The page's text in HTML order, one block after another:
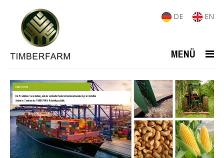
DE EN
MENÜ
ROHSTOFFE
Die Produktion, Verarbeitung und der weltweite Handel mit nachwachsenden Agrarrohstoffen
stehen im Zentrum des TIMBERFARM-Rohstoffgeschäfts.